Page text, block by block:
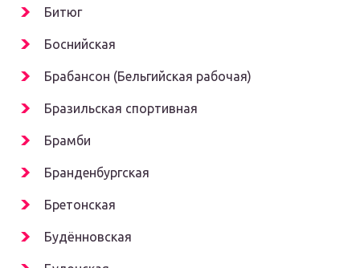
Битюг
Боснийская
Брабансон (Бельгийская рабочая)
Бразильская спортивная
Брамби
Бранденбургская
Бретонская
Будённовская